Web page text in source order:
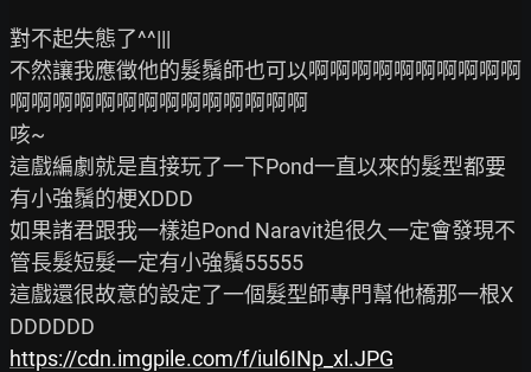
對不起失態了^^|||
不然讓我應徵他的髮鬚師也可以啊啊啊啊啊啊啊啊啊啊
啊啊啊啊啊啊啊啊啊啊啊啊啊啊
咳~
這戲編劇就是直接玩了一下Pond一直以來的髮型都要
有小強鬚的梗XDDD
如果諸君跟我一樣追Pond Naravit追很久一定會發現不
管長髮短髮一定有小強鬚55555
這戲還很故意的設定了一個髮型師專門幫他橋那一根X
https://cdn.imgpile.com/f/iul6INp_xl.JPG